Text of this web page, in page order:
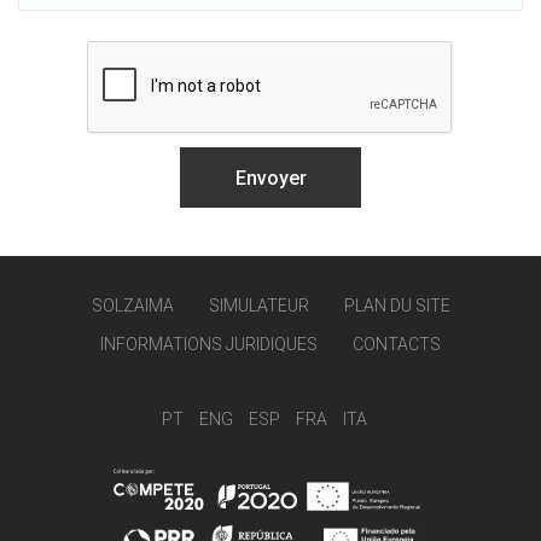
SOLZAIMA SIMULATEUR
PLAN DU SITE
INFORMATIONS JURIDIQUES
CONTACTS
PT ENG ESP FRA ITA